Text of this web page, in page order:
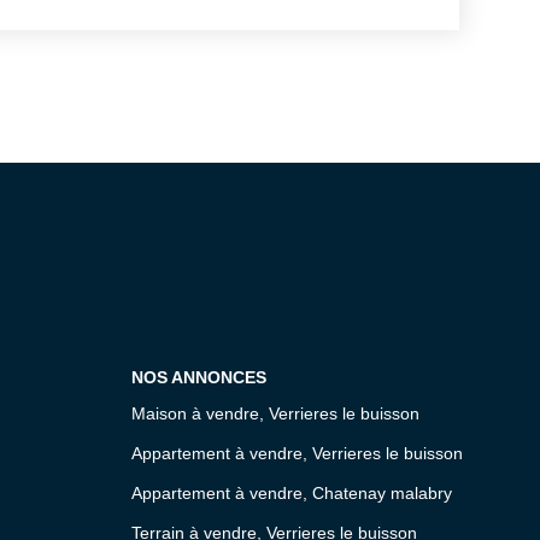
NOS ANNONCES
Maison à vendre, Verrieres le buisson
Appartement à vendre, Verrieres le buisson
Appartement à vendre, Chatenay malabry
Terrain à vendre, Verrieres le buisson